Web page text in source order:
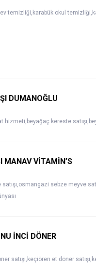
temizliği,karabük okul
DUMANOĞLU
kereste
MANAV VİTAMİN’S
sebze meyve
İNCİ DÖNER
satışı,keçiören et döner